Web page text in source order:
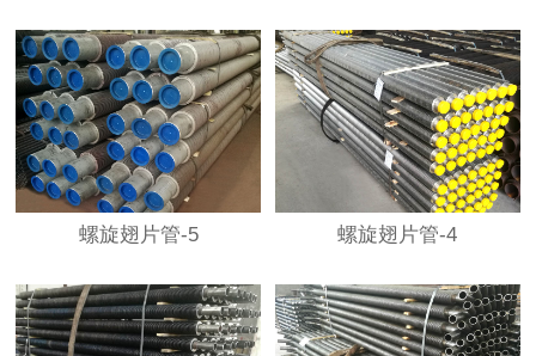
螺旋翅片管-5 螺旋翅片管-4